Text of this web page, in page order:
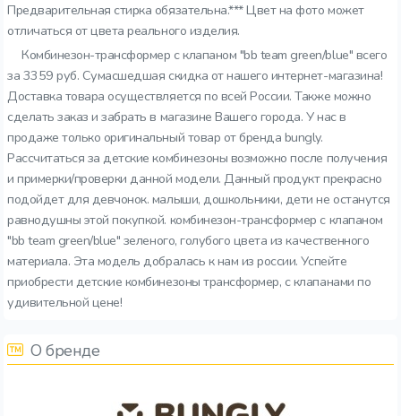
Предварительная стирка обязательна.*** Цвет на фото может
отличаться от цвета реального изделия.
Комбинезон-трансформер с клапаном "bb team green/blue" всего
за 3359 руб. Сумасшедшая скидка от нашего интернет-магазина!
Доставка товара осуществляется по всей России. Также можно
сделать заказ и забрать в магазине Вашего города. У нас в
продаже только оригинальный товар от бренда bungly.
Рассчитаться за детские комбинезоны возможно после получения
и примерки/проверки данной модели. Данный продукт прекрасно
подойдет для девчонок. малыши, дошкольники, дети не останутся
равнодушны этой покупкой. комбинезон-трансформер с клапаном
"bb team green/blue" зеленого, голубого цвета из качественного
материала. Эта модель добралась к нам из россии. Успейте
приобрести детские комбинезоны трансформер, с клапанами по
удивительной цене!
О бренде